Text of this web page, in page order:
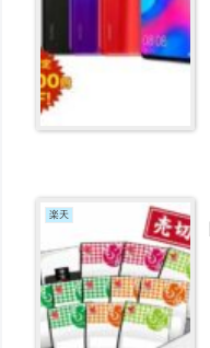
楽天